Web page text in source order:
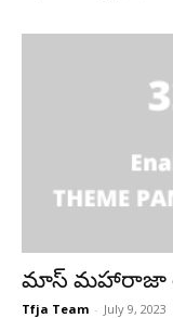
మాస్ మహారాజా
Tfja Team - July 9, 2023